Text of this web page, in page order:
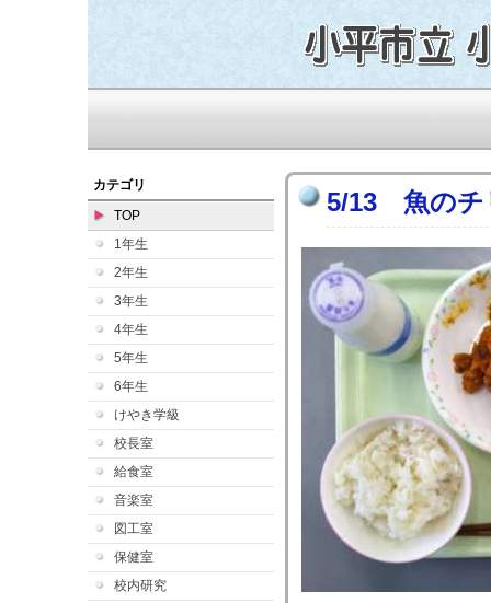
カテゴリ
TOP
1年生
2年生
3年生
4年生
5年生
6年生
けやき学級
校長室
給食室
音楽室
図工室
保健室
校内研究
5/13 魚のチ